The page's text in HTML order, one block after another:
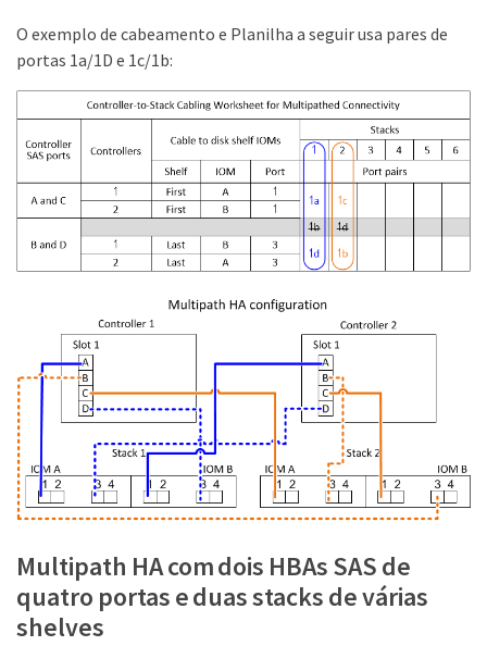
O exemplo de cabeamento e Planilha a seguir usa pares de
portas 1a/1D e 1c/1b:
Multipath HA com dois HBAs SAS de
quatro portas e duas stacks de várias
shelves